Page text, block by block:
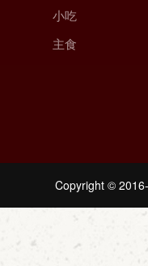
小吃
主食
Copyright ©